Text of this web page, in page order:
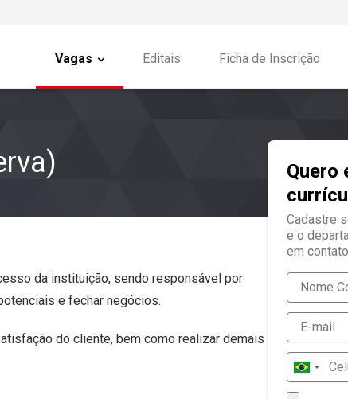
Vagas Editais Ficha de Inscrição
Quero
Cadastre
e o
em
da instituição, sendo responsável por
e fechar negócios.
do cliente, bem como realizar demais